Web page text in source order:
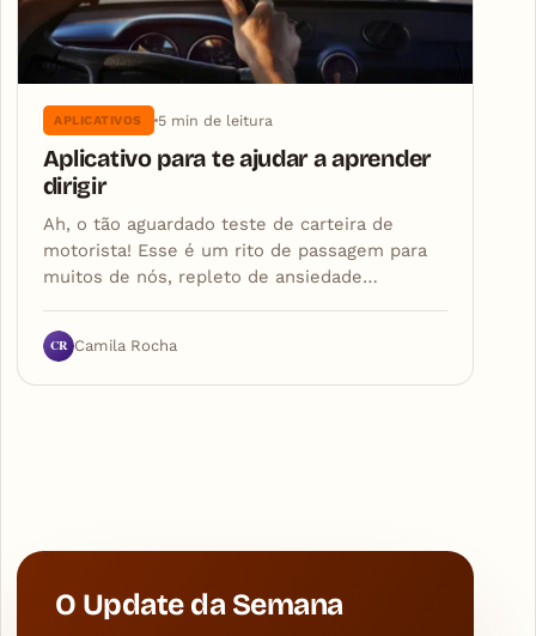
APLICATIVOS 5 min de leitura
Aplicativo para te ajudar a aprender
dirigir
Ah, o tão aguardado teste de carteira de
motorista! Esse é um rito de passagem para
muitos de nós, repleto de ansiedade…
CR Camila Rocha
O Update da Semana